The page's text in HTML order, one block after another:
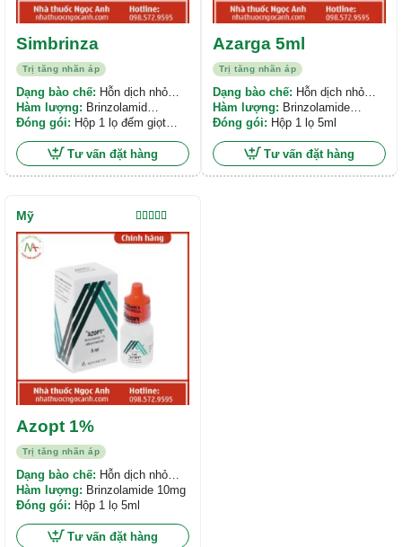
Trị tăng nhãn áp
Simbrinza
Dạng bào chế: Hỗn dịch nhỏ
mắt
Hàm lượng: Brinzolamid
10mg/ml, Brimonidin tartrat
2mg/ml
Đóng gói: Hộp 1 lọ đếm giọt
Droptainer 5 ml
Tư vấn đặt hàng
Trị tăng nhãn áp
Azarga 5ml
Dạng bào chế: Hỗn dịch nhỏ
mắt
Hàm lượng: Brinzolamide
10mg/ml, Timolol 5mg/ml
Đóng gói: Hộp 1 lọ 5ml
Tư vấn đặt hàng
Trị tăng nhãn áp
Azopt 1%
Được xếp
hạng4.00
Dạng bào chế: Hỗn dịch nhỏ
mắt
Hàm lượng: Brinzolamide 10mg
Đóng gói: Hộp 1 lọ 5ml
Tư vấn đặt hàng
Mỹ